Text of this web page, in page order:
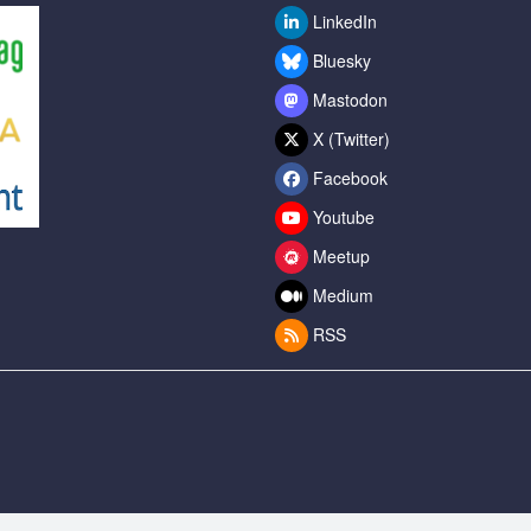
LinkedIn
Bluesky
Mastodon
X (Twitter)
Facebook
Youtube
Meetup
Medium
RSS